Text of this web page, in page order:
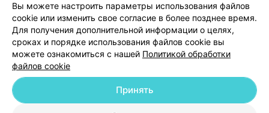
Добавить специалиста
О проекте Новости проекта
Размещение рекламы
Вы можете настроить параметры использования файлов
cookie или изменить свое согласие в более позднее время.
Для получения дополнительной информации о целях,
сроках и порядке использования файлов cookie вы
можете ознакомиться с нашей Политикой обработки
файлов cookie
Принять